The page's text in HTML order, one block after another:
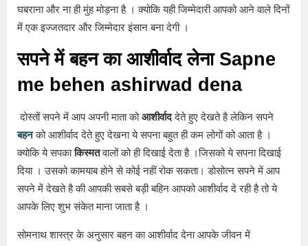
घबराना और ना ही मुंह मोड़ना है । क्योकि यही जिम्मेदारी आपको आने वाले दिनों
में एक इज्जतदार और जिम्मेदार इंसान बना देगी ।
सपने में बहन का आशीर्वाद लेना Sapne
me behen ashirwad dena
दोस्तों सपने में आप अपनी माता कोआशीर्वाददेते हुए देखते है लेकिन सपने
बहनको आशीर्वाद देते हुए देखना ये सपना बहुत ही कम लोगों को आता है ।
क्योकि ये सपकाकिस्मतवालों को ही दिखाई देता है ।जिसको ये सपना दिखाई
दिया । उसको कामयाब होने से कोई नहीं रोक सकता। डोसोत्न सपने में आप
सपने में देखते है की आपकी सबसे बड़ी बहिन आपको आशीर्वाद दे रही है तो ये
आपके लिए शुभ संकेत माना जाता है ।
सोमनाथ शास्त्र के अनुसार बहन का आशीर्वाद देना आपके जीवन में